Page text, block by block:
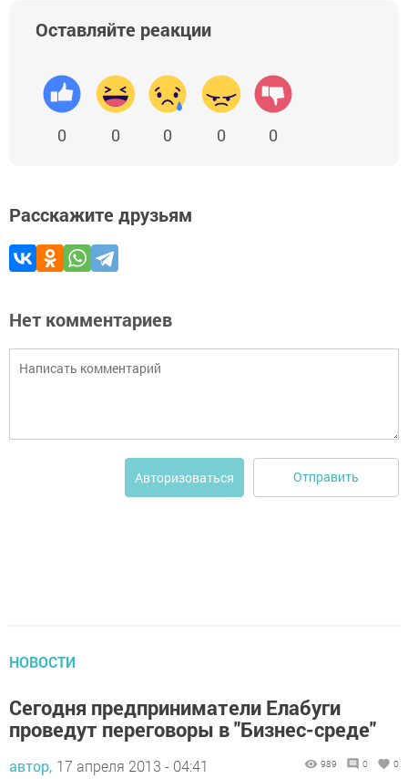
Оставляйте реакции
0 0 0 0 0
Расскажите друзьям
Нет комментариев
Авторизоваться Отправить
НОВОСТИ
Сегодня предприниматели Елабуги
проведут переговоры в "Бизнес-среде"
автор, 17 апреля 2013 - 04:41 989 0 0